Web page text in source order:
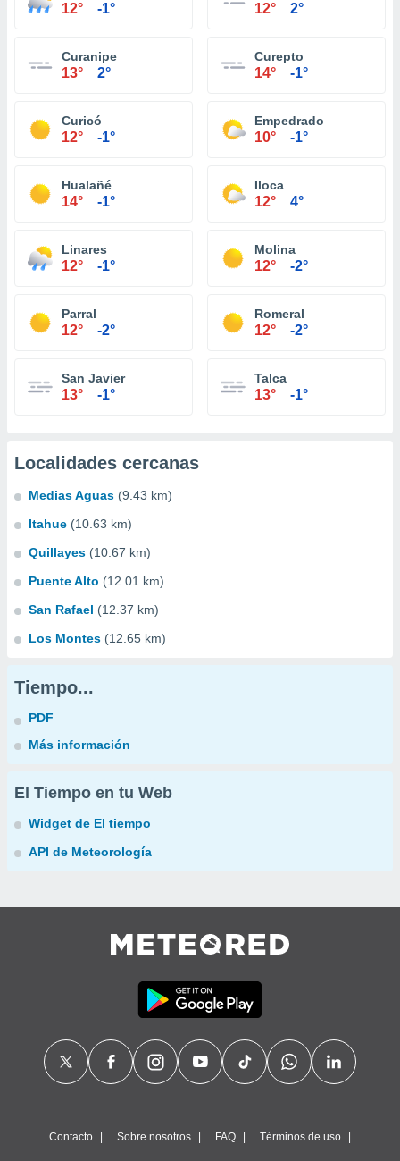
12° -1° 12° 2°
Curanipe
13° 2°
Curepto
14° -1°
Curicó
12° -1°
Empedrado
10° -1°
Hualañé
14° -1°
Iloca
12° 4°
Linares
12° -1°
Molina
12° -2°
Parral
12° -2°
Romeral
12° -2°
San Javier
13° -1°
Talca
13° -1°
Localidades cercanas
Medias Aguas (9.43 km)
Itahue (10.63 km)
Quillayes (10.67 km)
Puente Alto (12.01 km)
San Rafael (12.37 km)
Los Montes (12.65 km)
Tiempo...
PDF
Más información
El Tiempo en tu Web
Widget de El tiempo
API de Meteorología
Contacto Sobre nosotros FAQ Términos de uso